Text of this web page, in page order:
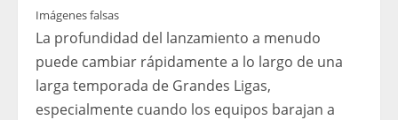
Imágenes falsas
La profundidad del lanzamiento a menudo
puede cambiar rápidamente a lo largo de una
larga temporada de Grandes Ligas,
especialmente cuando los equipos barajan a